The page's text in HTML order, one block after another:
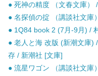
● 死神の精度 （文春文庫）
● 名探偵の掟 （講談社文庫
● 1Q84 book 2 (7月-9月) /
● 老人と海 改版 (新潮文庫)
存 / 新潮社 [文庫]
● 流星ワゴン （講談社文庫